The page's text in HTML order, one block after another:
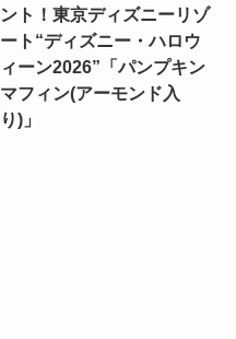
ント！東京ディズニーリゾ
ート“ディズニー・ハロウ
ィーン2026”「パンプキン
マフィン(アーモンド入
り)」